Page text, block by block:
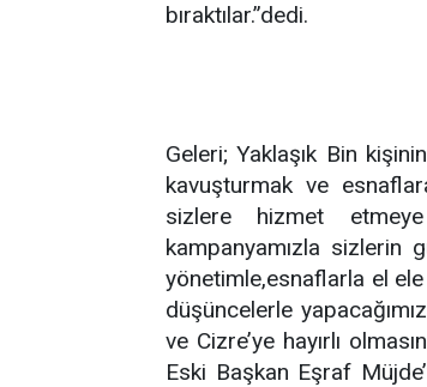
bıraktılar.”dedi.
Geleri; Yaklaşık Bin
kavuşturmak ve
sizlere hizmet
kampanyamızla sizlerin
yönetimle,esnaflarla el
düşüncelerle
ve Cizre’ye hayırlı
Eski Başkan Eşraf